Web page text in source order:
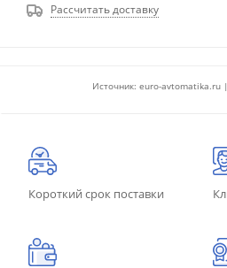
Рассчитать доставку
Источник: euro-avtomatika.ru
Короткий срок поставки